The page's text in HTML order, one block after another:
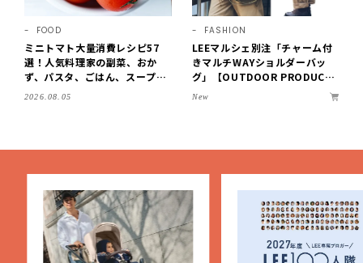
FOOD
ミニトマト大量消費レシピ57
選！人気料理家の副菜、おか
ず、パスタ、ごはん、スープま
で【保存版】
2026.08.05
FASHION
LEEマルシェ別注「チャーム付
きマルチWAYショルダーバッ
グ」【OUTDOOR PRODUCT
S ×LEE100人隊】第3弾はリッ
New